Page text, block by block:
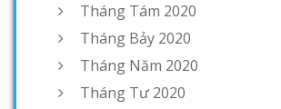
Tháng Tám 2020
Tháng Bảy 2020
Tháng Năm 2020
Tháng Tư 2020